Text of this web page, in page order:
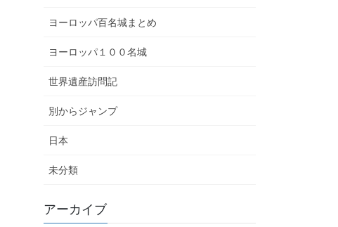
ヨーロッパ百名城まとめ
ヨーロッパ１００名城
世界遺産訪問記
別からジャンプ
日本
未分類
アーカイブ